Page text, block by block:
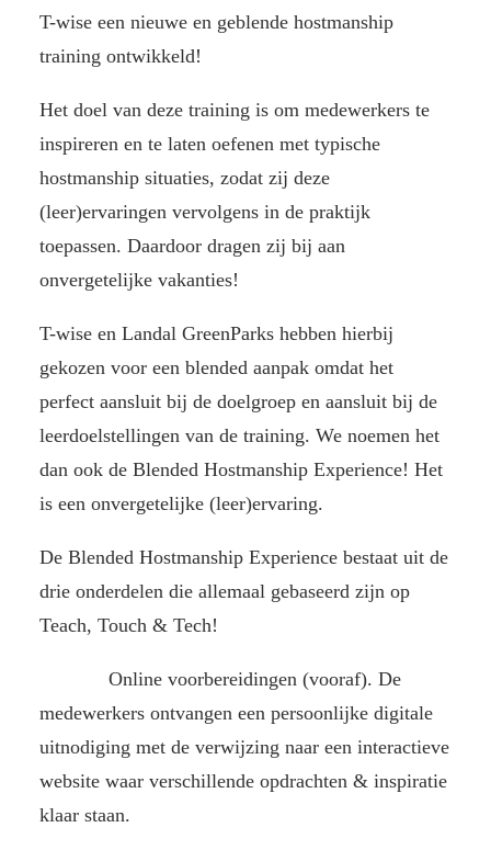
T-wise een nieuwe en geblende hostmanship
training ontwikkeld!
Het doel van deze training is om medewerkers te
inspireren en te laten oefenen met typische
hostmanship situaties, zodat zij deze
(leer)ervaringen vervolgens in de praktijk
toepassen. Daardoor dragen zij bij aan
onvergetelijke vakanties!
T-wise en Landal GreenParks hebben hierbij
gekozen voor een blended aanpak omdat het
perfect aansluit bij de doelgroep en aansluit bij de
leerdoelstellingen van de training. We noemen het
dan ook de Blended Hostmanship Experience! Het
is een onvergetelijke (leer)ervaring.
De Blended Hostmanship Experience bestaat uit de
drie onderdelen die allemaal gebaseerd zijn op
Teach, Touch & Tech!
Online voorbereidingen (vooraf). De
medewerkers ontvangen een persoonlijke digitale
uitnodiging met de verwijzing naar een interactieve
website waar verschillende opdrachten & inspiratie
klaar staan.